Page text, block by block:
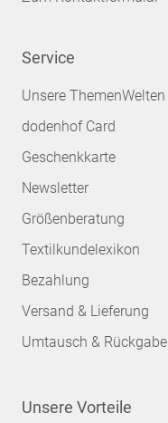
Service
Unsere ThemenWelten
dodenhof Card
Geschenkkarte
Newsletter
Größenberatung
Textilkundelexikon
Bezahlung
Versand & Lieferung
Umtausch & Rückgabe
Unsere Vorteile